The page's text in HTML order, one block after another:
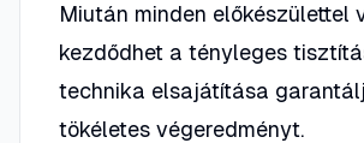
Miután minden előkészülettel
kezdődhet a tényleges
technika elsajátítása
tökéletes végeredményt.